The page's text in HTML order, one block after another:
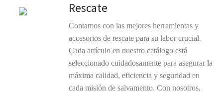
Rescate
Contamos con las mejores herramientas y
accesorios de rescate para su labor crucial.
Cada artículo en nuestro catálogo está
seleccionado cuidadosamente para asegurar la
máxima calidad, eficiencia y seguridad en
cada misión de salvamento. Con nosotros,